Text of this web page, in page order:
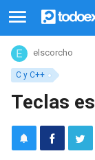
C y C++
elscorcho
Teclas